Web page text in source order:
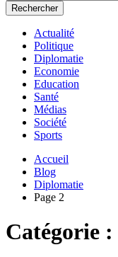
Rechercher
Actualité
Politique
Diplomatie
Economie
Education
Santé
Médias
Société
Sports
Accueil
Blog
Diplomatie
Page 2
Catégorie :